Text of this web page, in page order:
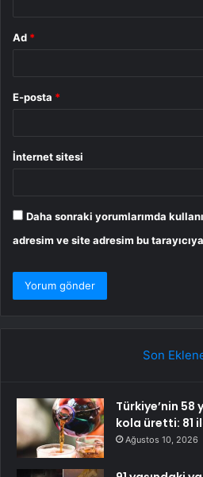
Ad *
E-posta *
İnternet sitesi
Daha sonraki yorumlarımda
adresim ve site adresim bu
Son
Türkiye’nin 58
kola üretti: 81
Ağustos 10, 2026